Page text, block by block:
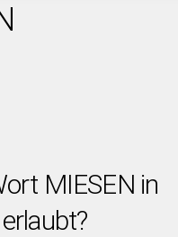
MIESEN in